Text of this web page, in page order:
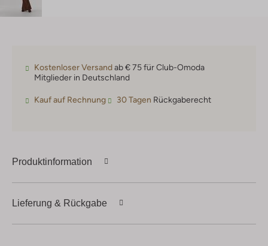
Kostenloser Versandab € 75 für Club-Omoda
Mitglieder in Deutschland
Kauf auf Rechnung 30 Tagen Rückgaberecht
Produktinformation
Lieferung & Rückgabe